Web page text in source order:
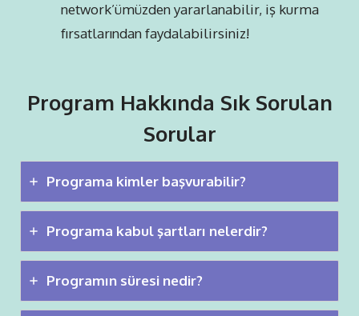
network’ümüzden yararlanabilir, iş kurma
fırsatlarından faydalabilirsiniz!
Program Hakkında Sık Sorulan
Sorular
Programa kimler başvurabilir?
Programa kabul şartları nelerdir?
Programın süresi nedir?